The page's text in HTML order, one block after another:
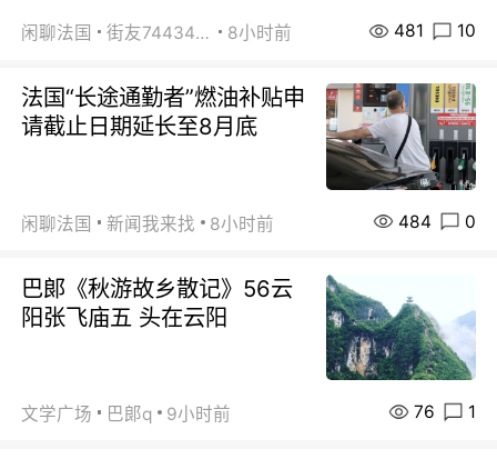
闲聊法国 街友74434350 8小时前 481 10
法国“长途通勤者”燃油补贴申
请截止日期延长至8月底
闲聊法国 新闻我来找 8小时前 484 0
巴郞《秋游故乡散记》56云
阳张飞庙五 头在云阳
文学广场 巴郞q 9小时前 76 1